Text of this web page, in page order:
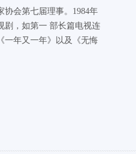
会第七届理事。1984年
剧，如第一 部长篇电视连
一年又一年》以及《无悔